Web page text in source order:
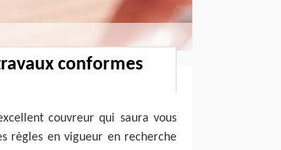
conformes
couvreur qui saura vous
règles en vigueur en recherche